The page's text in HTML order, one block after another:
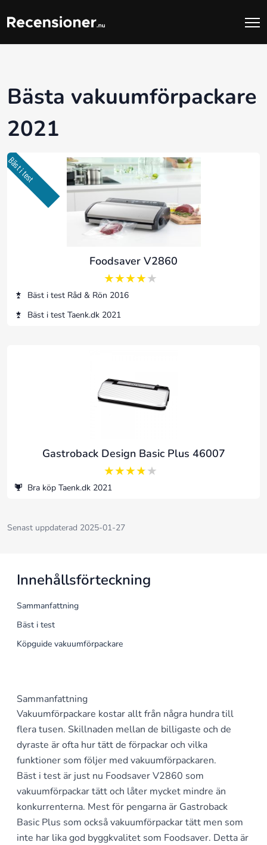
Bästa vakuumförpackare
2021
Bäst i test
Foodsaver V2860
4 av 5
Bäst i test Råd & Rön 2016
Bäst i test Taenk.dk 2021
Gastroback Design Basic Plus 46007
3.75 av 5
Bra köp Taenk.dk 2021
Senast uppdaterad 2025-01-27
Innehållsförteckning
Sammanfattning
Bäst i test
Köpguide vakuumförpackare
Sammanfattning
Vakuumförpackare kostar allt från några hundra till
flera tusen. Skillnaden mellan de billigaste och de
dyraste är ofta hur tätt de förpackar och vilka
funktioner som följer med vakuumförpackaren.
Bäst i test är just nu Foodsaver V2860 som
vakuumförpackar tätt och låter mycket mindre än
konkurrenterna. Mest för pengarna är Gastroback
Basic Plus som också vakuumförpackar tätt men som
inte har lika god byggkvalitet som Foodsaver. Detta är